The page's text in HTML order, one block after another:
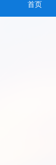
首页